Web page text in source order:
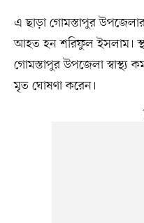
এ ছাড়া গোমস্তাপুর
আহত হন শরিফুল ইসলাম।
গোমস্তাপুর উপজেলা স্বাস্থ্য
মৃত ঘোষণা করেন।